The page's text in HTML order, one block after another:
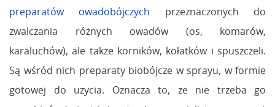
preparatów owadobójczych przeznaczonych do
zwalczania różnych owadów (os, komarów,
karaluchów), ale także korników, kołatków i spuszczeli.
Są wśród nich preparaty biobójcze w sprayu, w formie
gotowej do użycia. Oznacza to, że nie trzeba go